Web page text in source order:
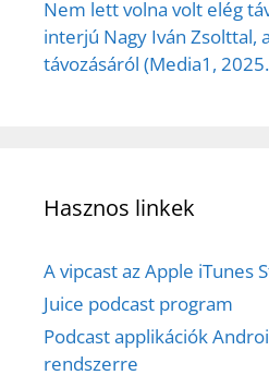
Nem lett volna volt elég
interjú Nagy Iván Zsolttal,
távozásáról (Media1,
Hasznos linkek
A vipcast az Apple iTunes
Juice podcast program
Podcast applikációk
rendszerre